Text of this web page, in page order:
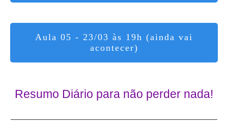
Aula 05 - 23/03 às 19h (ainda vai
acontecer)
Resumo Diário para não perder nada!